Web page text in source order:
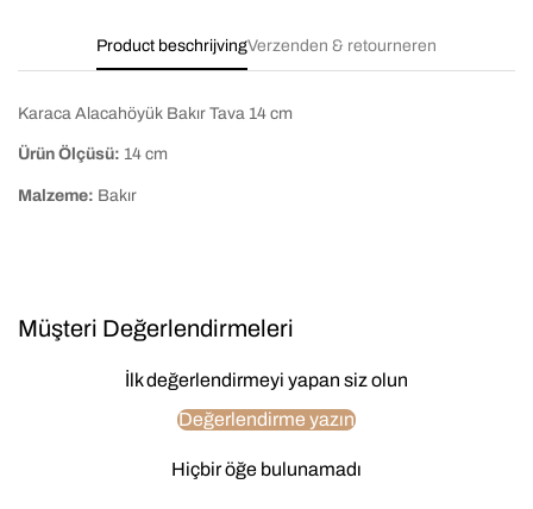
Product beschrijvingVerzenden & retourneren
Karaca Alacahöyük Bakır Tava 14 cm
Ürün Ölçüsü: 14 cm
Malzeme: Bakır
Müşteri Değerlendirmeleri
İlk değerlendirmeyi yapan siz olun
Değerlendirme yazın
Hiçbir öğe bulunamadı